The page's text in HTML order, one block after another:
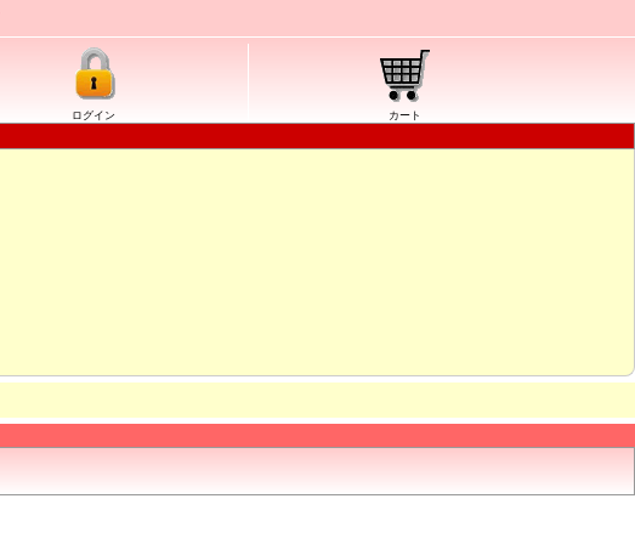
ログイン カート